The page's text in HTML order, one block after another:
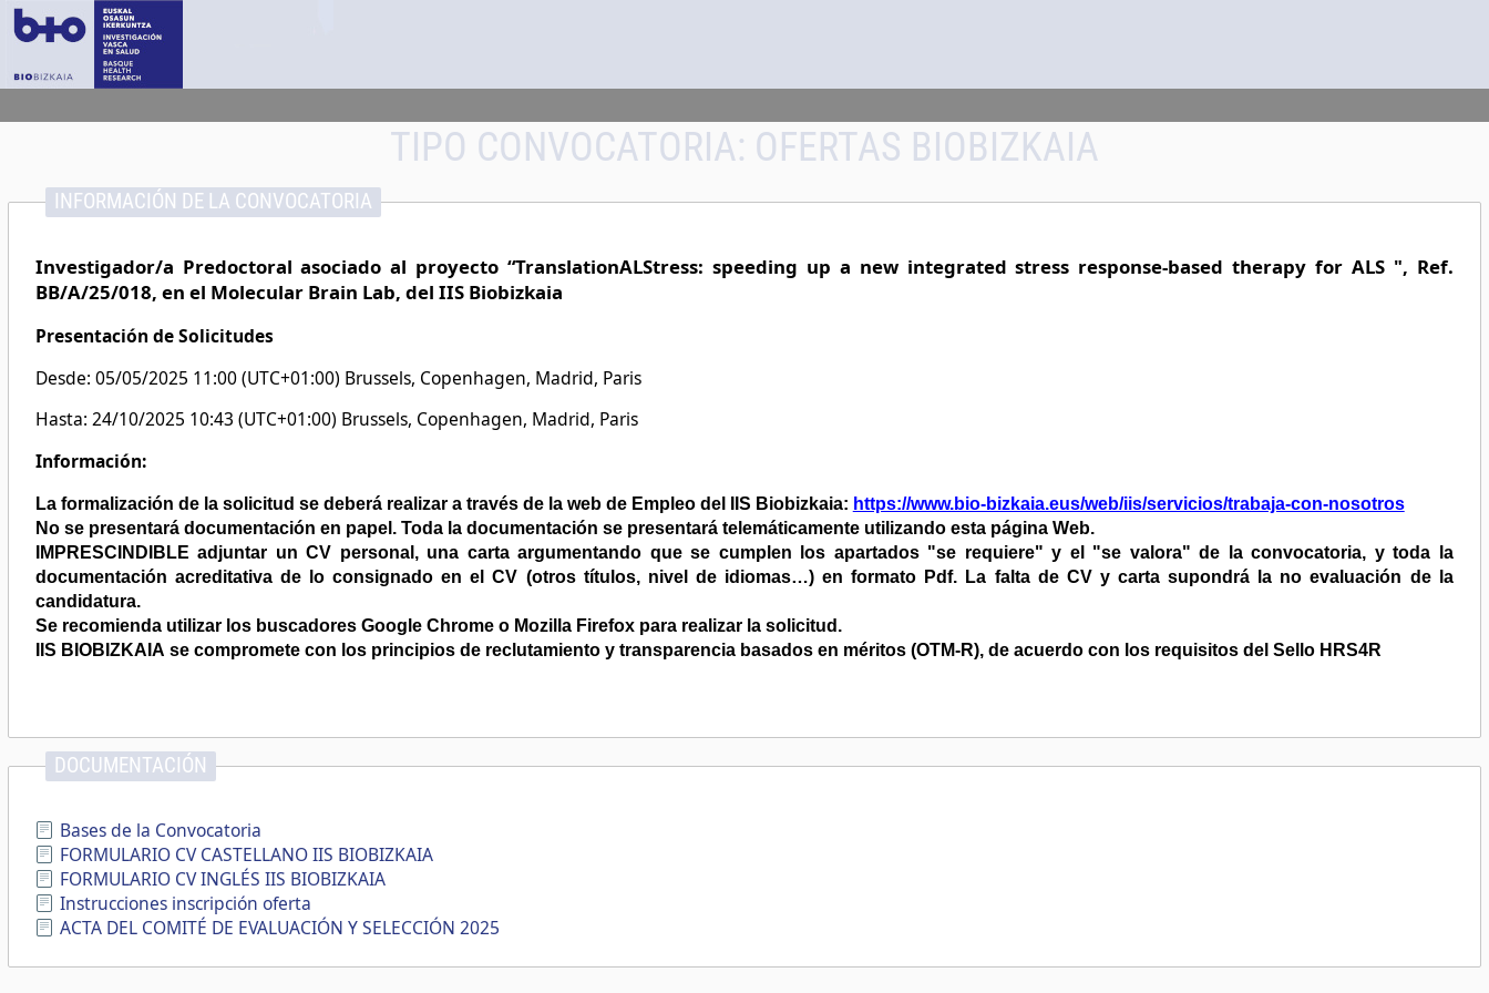
TIPO CONVOCATORIA: OFERTAS BIOBIZKAIA
INFORMACIÓN DE LA CONVOCATORIA
Investigador/a Predoctoral asociado al proyecto “TranslationALStress: speeding up a new integrated stress response-based therapy for ALS ", Ref.
BB/A/25/018, en el Molecular Brain Lab, del IIS Biobizkaia
Presentación de Solicitudes
Desde: 05/05/2025 11:00 (UTC+01:00) Brussels, Copenhagen, Madrid, Paris
Hasta: 24/10/2025 10:43 (UTC+01:00) Brussels, Copenhagen, Madrid, Paris
Información:
La formalización de la solicitud se deberá realizar a través de la web de Empleo del IIS Biobizkaia: https://www.bio-bizkaia.eus/web/iis/servicios/trabaja-con-nosotros
No se presentará documentación en papel. Toda la documentación se presentará telemáticamente utilizando esta página Web.
IMPRESCINDIBLE adjuntar un CV personal, una carta argumentando que se cumplen los apartados "se requiere" y el "se valora" de la convocatoria, y toda la
documentación acreditativa de lo consignado en el CV (otros títulos, nivel de idiomas…) en formato Pdf. La falta de CV y carta supondrá la no evaluación de la
candidatura.
Se recomienda utilizar los buscadores Google Chrome o Mozilla Firefox para realizar la solicitud.
IIS BIOBIZKAIA se compromete con los principios de reclutamiento y transparencia basados en méritos (OTM-R), de acuerdo con los requisitos del Sello HRS4R
DOCUMENTACIÓN
Bases de la Convocatoria
FORMULARIO CV CASTELLANO IIS BIOBIZKAIA
FORMULARIO CV INGLÉS IIS BIOBIZKAIA
Instrucciones inscripción oferta
ACTA DEL COMITÉ DE EVALUACIÓN Y SELECCIÓN 2025